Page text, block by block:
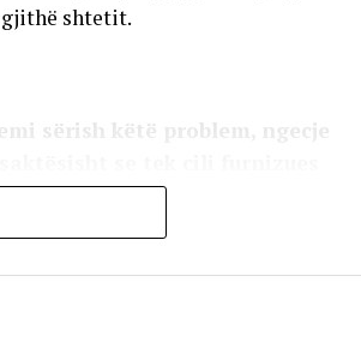
shtetit.
sërish këtë problem, ngecje
Nuk ekzistojnë studime